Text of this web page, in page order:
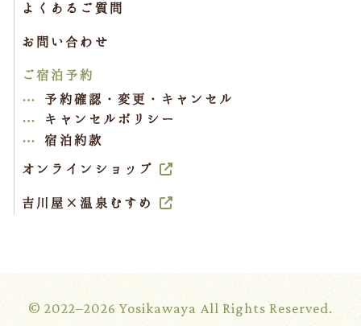
よくあるご質問
お問い合わせ
ご宿泊予約
予約確認・変更・キャンセル
キャンセルポリシー
宿泊約款
オンラインショップ
吉川屋×温泉むすめ
© 2022–2026 Yosikawaya All Rights Reserved.